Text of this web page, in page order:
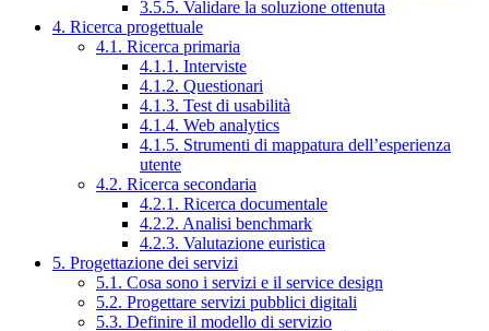
3.5.5. Validare la soluzione ottenuta
4. Ricerca progettuale
4.1. Ricerca primaria
4.1.1. Interviste
4.1.2. Questionari
4.1.3. Test di usabilità
4.1.4. Web analytics
4.1.5. Strumenti di mappatura dell’esperienza
utente
4.2. Ricerca secondaria
4.2.1. Ricerca documentale
4.2.2. Analisi benchmark
4.2.3. Valutazione euristica
5. Progettazione dei servizi
5.1. Cosa sono i servizi e il service design
5.2. Progettare servizi pubblici digitali
5.3. Definire il modello di servizio